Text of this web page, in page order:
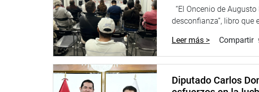
“El Oncenio de
desconfianza”, libro que
Leer más > Compartir
Diputado Carlos